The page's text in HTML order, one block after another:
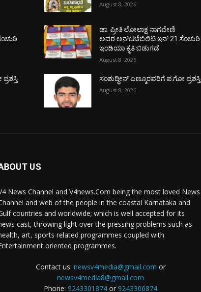
August 8, 2026
ಡಾ. ಪ್ರೀತಿ ಲೋಲಾಕ್ಷ ನಾಗವೇಣಿ
ಅವರ ಅನ್‌ಟಚೆಬಿಲಿಟಿ ಇನ್ 21 ಸೆಂಚುರಿ
ಇಂಡಿಯಾ ಕೃತಿ ಬಿಡುಗಡೆ
August 8, 2026
ಸಂಶುದ್ಧೀನ್ ಎಣ್ಮೂರವರಿಗೆ ಪ.ಗೋ ಪ್ರಶಸ್ತಿ
August 8, 2026
US
News Channel and V4news.Com being the most loved News
and web of the people in the coastal Karnataka and
countries and worldwide; which is well accepted for its
cast, throwing light over the pressing problems such as
art, sports related programmes coupled with
oriented programmes.
Contact us: newsv4media@gmail.com or
newsv4media8@gmail.com
Phone: 9243301874 or 9243306874